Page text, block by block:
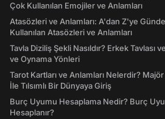
Çok Kullanılan Emojiler ve Anlamları
Atasözleri ve Anlamları: A'dan Z'ye
Kullanılan Atasözleri ve Anlamları
Tavla Diziliş Şekli Nasıldır? Erkek Tavlası
ve Oynama Yönleri
Tarot Kartları ve Anlamları Nelerdir?
İle Tılsımlı Bir Dünyaya Giriş
Burç Uyumu Hesaplama Nedir? Burç
Hesaplanır?